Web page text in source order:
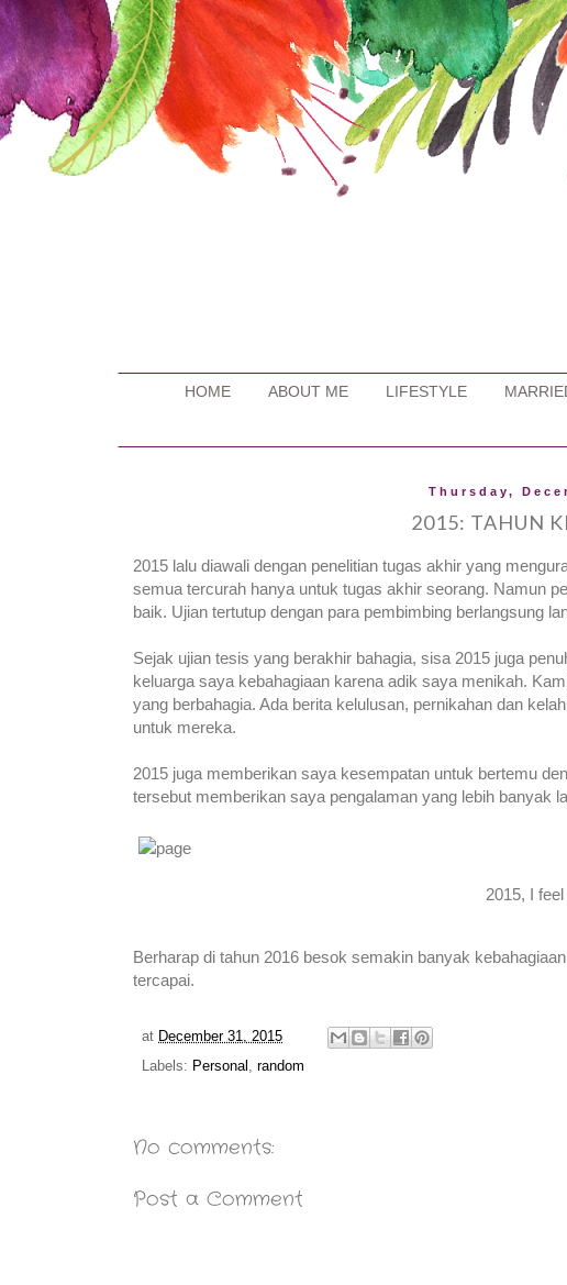
HOME ABOUT ME LIFESTYLE
Thursday,
2015: TAHUN
2015 lalu diawali dengan penelitian tugas akhir yang
semua tercurah hanya untuk tugas akhir seorang. Namun
baik. Ujian tertutup dengan para pembimbing berlangsung
Sejak ujian tesis yang berakhir bahagia, sisa 2015 juga
keluarga saya kebahagiaan karena adik saya menikah.
yang berbahagia. Ada berita kelulusan, pernikahan dan
untuk mereka.
2015 juga memberikan saya kesempatan untuk bertemu
tersebut memberikan saya pengalaman yang lebih banyak
2015, I
Berharap di tahun 2016 besok semakin banyak
tercapai.
at December 31, 2015
Labels: Personal random
No comments:
Post a Comment